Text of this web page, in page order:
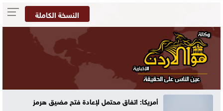
النسخة الكاملة
أمريكا: اتفاق محتمل لإعادة فتح مضيق هرمز